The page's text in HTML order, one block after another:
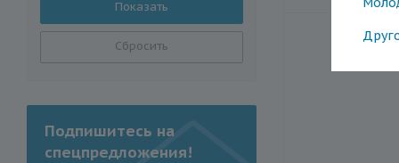
Сбросить
Подпишитесь на
спецпредложения!